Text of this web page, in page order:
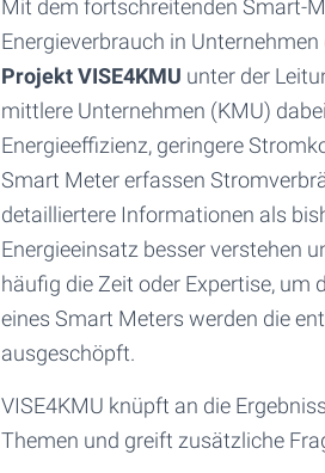
Mit dem fortschreitenden Smart-
Energieverbrauch in
Projekt VISE4KMU unter der
mittlere Unternehmen (KMU)
Energieeffizienz, geringere
Smart Meter erfassen
detailliertere Informationen als
Energieeinsatz besser verstehen
häufig die Zeit oder Expertise, um
eines Smart Meters werden die
ausgeschöpft.
VISE4KMU knüpft an die
Themen und greift zusätzliche